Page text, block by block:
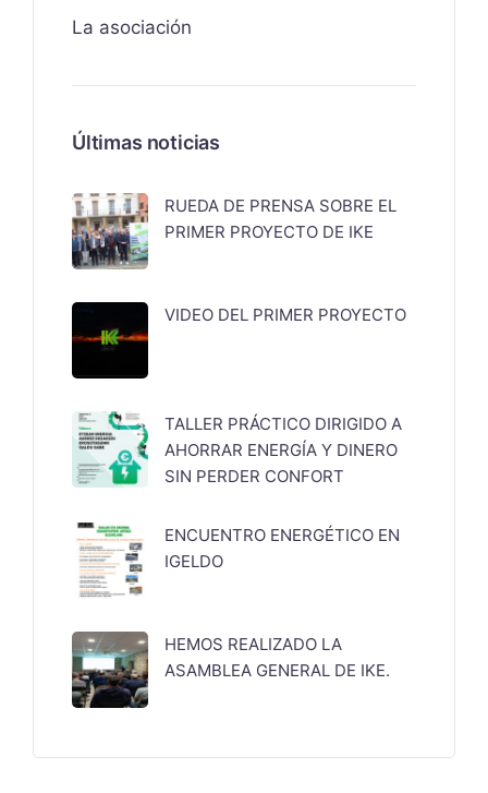
La asociación
Últimas noticias
RUEDA DE PRENSA SOBRE EL
PRIMER PROYECTO DE IKE
VIDEO DEL PRIMER PROYECTO
TALLER PRÁCTICO DIRIGIDO A
AHORRAR ENERGÍA Y DINERO
SIN PERDER CONFORT
ENCUENTRO ENERGÉTICO EN
IGELDO
HEMOS REALIZADO LA
ASAMBLEA GENERAL DE IKE.